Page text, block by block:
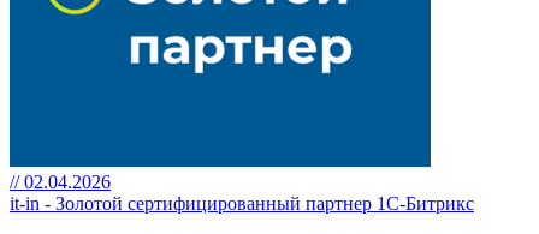
// 02.04.2026
it-in - Золотой сертифицированный партнер 1С-Битрикс